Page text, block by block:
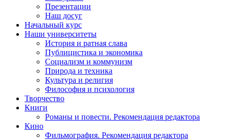
Презентации
Наш досуг
Начальный курс
Наши университеты
История и ратная слава
Публицистика и экономика
Социализм и коммунизм
Природа и техника
Культура и религия
Философия и психология
Творчество
Книги
Романы и повести. Рекомендация редактора
Кино
Фильмография. Рекомендация редактора